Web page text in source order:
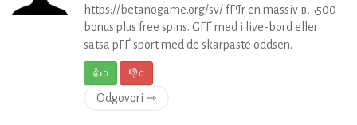
https://betanogame.org/sv/ fГ¶r en massiv в‚¬500
bonus plus free spins. GГҐ med i live-bord eller
satsa pГҐ sport med de skarpaste oddsen.
👍0 👎0
Odgovori ⇾